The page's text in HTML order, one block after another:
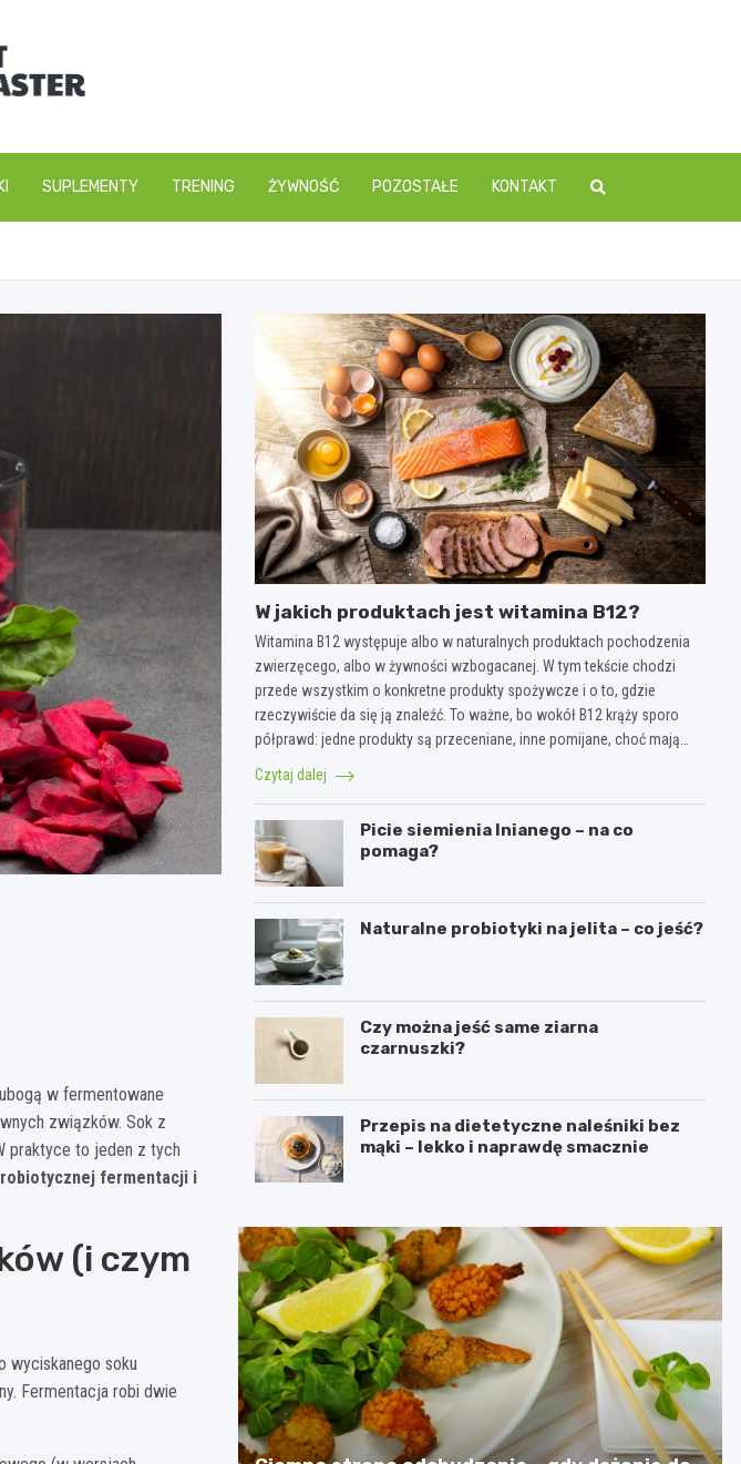
SUPLEMENTY TRENING ŻYWNOŚĆ POZOSTAŁE KONTAKT
w fermentowane
związków. Sok z
praktyce to jeden z tych
fermentacji i
(i czym
wyciskanego soku
Fermentacja robi dwie
W jakich produktach jest witamina B12?
Witamina B12 występuje albo w naturalnych produktach pochodzenia
zwierzęcego, albo w żywności wzbogacanej. W tym tekście chodzi
przede wszystkim o konkretne produkty spożywcze i o to, gdzie
rzeczywiście da się ją znaleźć. To ważne, bo wokół B12 krąży sporo
półprawd: jedne produkty są przeceniane, inne pomijane, choć mają…
Czytaj dalej
Picie siemienia lnianego – na co
pomaga?
Naturalne probiotyki na jelita – co jeść?
Czy można jeść same ziarna
czarnuszki?
Przepis na dietetyczne naleśniki bez
mąki – lekko i naprawdę smacznie